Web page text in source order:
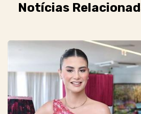
Notícias